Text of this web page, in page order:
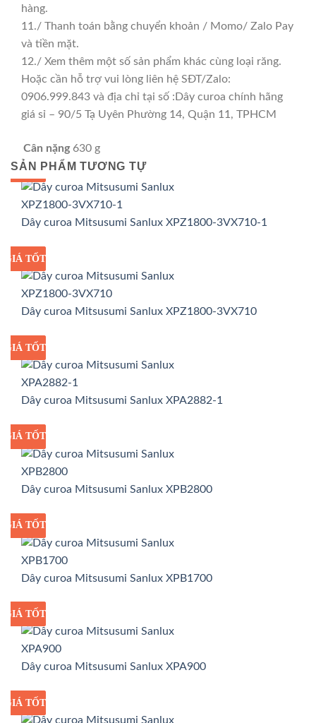
hàng.
11./ Thanh toán bằng chuyển khoản / Momo/ Zalo Pay
và tiền mặt.
12./ Xem thêm một số sản phẩm khác cùng loại răng.
Hoặc cần hỗ trợ vui lòng liên hệ SĐT/Zalo:
0906.999.843 và địa chỉ tại số :Dây curoa chính hãng
giá sỉ – 90/5 Tạ Uyên Phường 14, Quận 11, TPHCM
Cân nặng 630 g
SẢN PHẨM TƯƠNG TỰ
GIÁ SỈ
GIÁ TỐT
Dây curoa Mitsusumi Sanlux XPZ1800-3VX710-1
GIÁ SỈ
GIÁ TỐT
Dây curoa Mitsusumi Sanlux XPZ1800-3VX710
GIÁ SỈ
GIÁ TỐT
Dây curoa Mitsusumi Sanlux XPA2882-1
GIÁ SỈ
GIÁ TỐT
Dây curoa Mitsusumi Sanlux XPB2800
GIÁ SỈ
GIÁ TỐT
Dây curoa Mitsusumi Sanlux XPB1700
GIÁ SỈ
GIÁ TỐT
Dây curoa Mitsusumi Sanlux XPA900
GIÁ SỈ
GIÁ TỐT